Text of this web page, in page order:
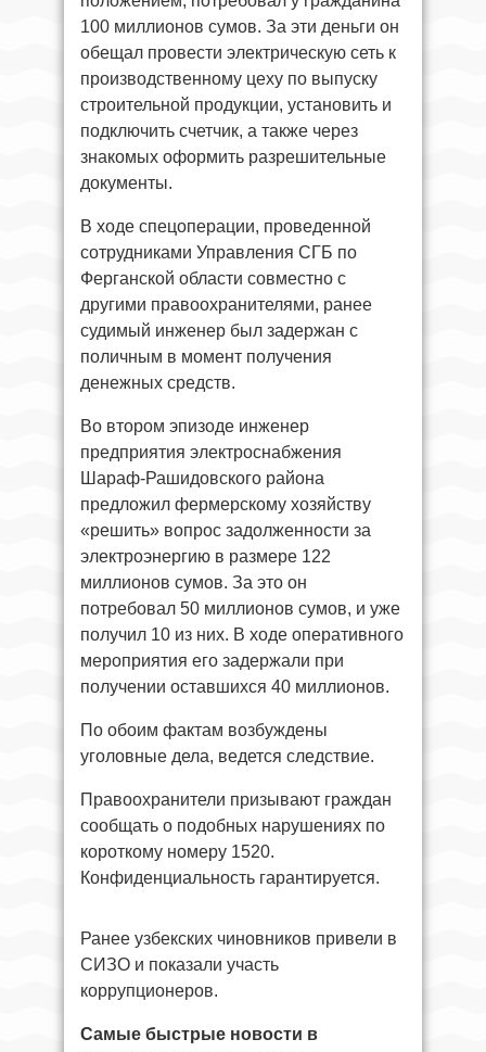
100 миллионов сумов. За эти деньги он
обещал провести электрическую сеть к
производственному цеху по выпуску
строительной продукции, установить и
подключить счетчик, а также через
знакомых оформить разрешительные
документы.
В ходе спецоперации, проведенной
сотрудниками Управления СГБ по
Ферганской области совместно с
другими правоохранителями, ранее
судимый инженер был задержан с
поличным в момент получения
денежных средств.
Во втором эпизоде инженер
предприятия электроснабжения
Шараф-Рашидовского района
предложил фермерскому хозяйству
«решить» вопрос задолженности за
электроэнергию в размере 122
миллионов сумов. За это он
потребовал 50 миллионов сумов, и уже
получил 10 из них. В ходе оперативного
мероприятия его задержали при
получении оставшихся 40 миллионов.
По обоим фактам возбуждены
уголовные дела, ведется следствие.
Правоохранители призывают граждан
сообщать о подобных нарушениях по
короткому номеру 1520.
Конфиденциальность гарантируется.
Ранее узбекских чиновников привели в
СИЗО и показали участь
коррупционеров.
Самые быстрые новости в